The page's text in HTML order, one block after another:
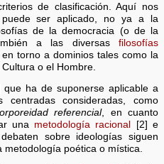
de clasificación. Aquí nos
ser aplicado, no ya a la
de la democracia (o de la
a las diversas filosofías
en torno a dominios tales como la
o el Hombre.
ha de suponerse aplicable a
centradas consideradas, como
referencial, en cuanto
una metodología racional
[2] e
sobre ideologías siguen
metodología poética o mística.